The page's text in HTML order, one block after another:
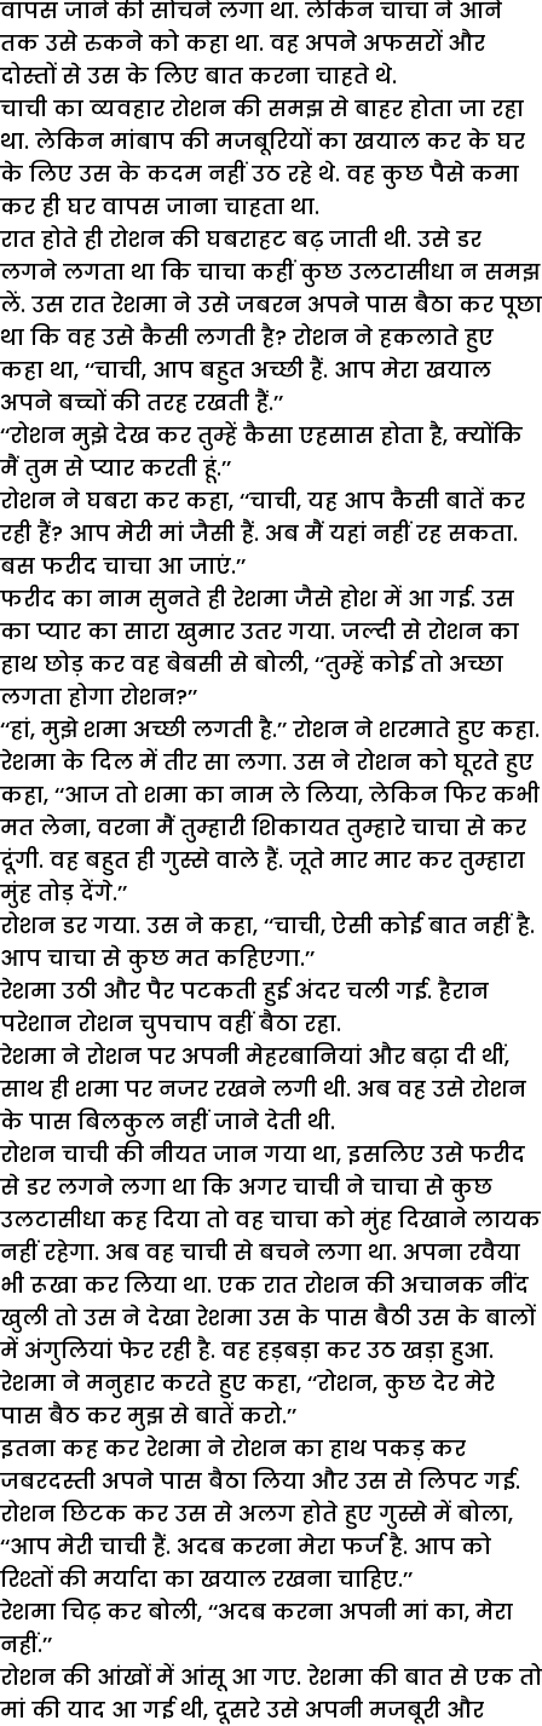
वापस जाने की सोचने लगा था. लेकिन चाचा ने आने
तक उसे रुकने को कहा था. वह अपने अफसरों और
दोस्तों से उस के लिए बात करना चाहते थे.
चाची का व्यवहार रोशन की समझ से बाहर होता जा रहा
था. लेकिन मांबाप की मजबूरियों का खयाल कर के घर
के लिए उस के कदम नहीं उठ रहे थे. वह कुछ पैसे कमा
कर ही घर वापस जाना चाहता था.
रात होते ही रोशन की घबराहट बढ़ जाती थी. उसे डर
लगने लगता था कि चाचा कहीं कुछ उलटासीधा न समझ
लें. उस रात रेशमा ने उसे जबरन अपने पास बैठा कर पूछा
था कि वह उसे कैसी लगती है? रोशन ने हकलाते हुए
कहा था, ‘‘चाची, आप बहुत अच्छी हैं. आप मेरा खयाल
अपने बच्चों की तरह रखती हैं.’’
‘‘रोशन मुझे देख कर तुम्हें कैसा एहसास होता है, क्योंकि
मैं तुम से प्यार करती हूं.’’
रोशन ने घबरा कर कहा, ‘‘चाची, यह आप कैसी बातें कर
रही हैं? आप मेरी मां जैसी हैं. अब मैं यहां नहीं रह सकता.
बस फरीद चाचा आ जाएं.’’
फरीद का नाम सुनते ही रेशमा जैसे होश में आ गई. उस
का प्यार का सारा खुमार उतर गया. जल्दी से रोशन का
हाथ छोड़ कर वह बेबसी से बोली, ‘‘तुम्हें कोई तो अच्छा
लगता होगा रोशन?’’
‘‘हां, मुझे शमा अच्छी लगती है.’’ रोशन ने शरमाते हुए कहा.
रेशमा के दिल में तीर सा लगा. उस ने रोशन को घूरते हुए
कहा, ‘‘आज तो शमा का नाम ले लिया, लेकिन फिर कभी
मत लेना, वरना मैं तुम्हारी शिकायत तुम्हारे चाचा से कर
दूंगी. वह बहुत ही गुस्से वाले हैं. जूते मार मार कर तुम्हारा
मुंह तोड़ देंगे.’’
रोशन डर गया. उस ने कहा, ‘‘चाची, ऐसी कोई बात नहीं है.
आप चाचा से कुछ मत कहिएगा.’’
रेशमा उठी और पैर पटकती हुई अंदर चली गई. हैरान
परेशान रोशन चुपचाप वहीं बैठा रहा.
रेशमा ने रोशन पर अपनी मेहरबानियां और बढ़ा दी थीं,
साथ ही शमा पर नजर रखने लगी थी. अब वह उसे रोशन
के पास बिलकुल नहीं जाने देती थी.
रोशन चाची की नीयत जान गया था, इसलिए उसे फरीद
से डर लगने लगा था कि अगर चाची ने चाचा से कुछ
उलटासीधा कह दिया तो वह चाचा को मुंह दिखाने लायक
नहीं रहेगा. अब वह चाची से बचने लगा था. अपना रवैया
भी रूखा कर लिया था. एक रात रोशन की अचानक नींद
खुली तो उस ने देखा रेशमा उस के पास बैठी उस के बालों
में अंगुलियां फेर रही है. वह हड़बड़ा कर उठ खड़ा हुआ.
रेशमा ने मनुहार करते हुए कहा, ‘‘रोशन, कुछ देर मेरे
पास बैठ कर मुझ से बातें करो.’’
इतना कह कर रेशमा ने रोशन का हाथ पकड़ कर
जबरदस्ती अपने पास बैठा लिया और उस से लिपट गई.
रोशन छिटक कर उस से अलग होते हुए गुस्से में बोला,
‘‘आप मेरी चाची हैं. अदब करना मेरा फर्ज है. आप को
रिश्तों की मर्यादा का खयाल रखना चाहिए.’’
रेशमा चिढ़ कर बोली, ‘‘अदब करना अपनी मां का, मेरा
नहीं.’’
रोशन की आंखों में आंसू आ गए. रेशमा की बात से एक तो
मां की याद आ गई थी, दूसरे उसे अपनी मजबूरी और